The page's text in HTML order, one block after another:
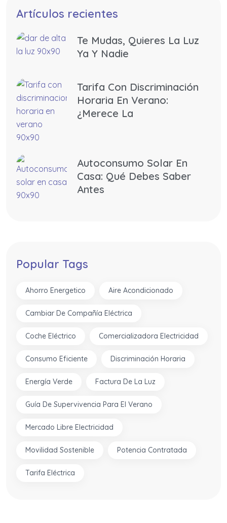
Artículos recientes
Te Mudas, Quieres La Luz
Ya Y Nadie
Tarifa Con Discriminación
Horaria En Verano:
¿merece La
Autoconsumo Solar En
Casa: Qué Debes Saber
Antes
Popular Tags
Ahorro Energetico Aire Acondicionado
Cambiar De Compañía Eléctrica
Coche Eléctrico Comercializadora Electricidad
Consumo Eficiente Discriminación Horaria
Energía Verde Factura De La Luz
Guía De Supervivencia Para El Verano
Mercado Libre Electricidad
Movilidad Sostenible Potencia Contratada
Tarifa Eléctrica